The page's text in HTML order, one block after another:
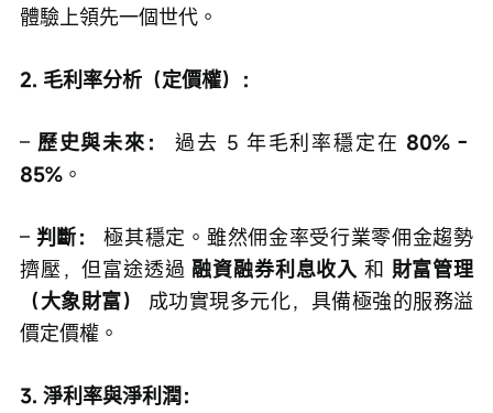
體驗上領先一個世代。
2. 毛利率分析（定價權）：
– 歷史與未來： 過去 5 年毛利率穩定在 80% -
85% 。
– 判斷：
極其穩定。雖然佣金率受行業零佣金趨勢
擠壓，但富途透過 融資融券利息收入 和 財富管理
（大象財富）
成功實現多元化，具備極強的服務溢
價定價權。
3. 淨利率與淨利潤：